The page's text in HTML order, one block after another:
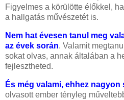
Figyelmes a körülötte élőkkel,
a hallgatás művészetét is.
Nem hat évesen tanul meg
az évek során. Valamit
sokat olvas, annak általában a
fejlesztheted.
És még valami, ehhez nagyon
olvasott ember tényleg